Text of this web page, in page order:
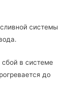
системы
в системе
до